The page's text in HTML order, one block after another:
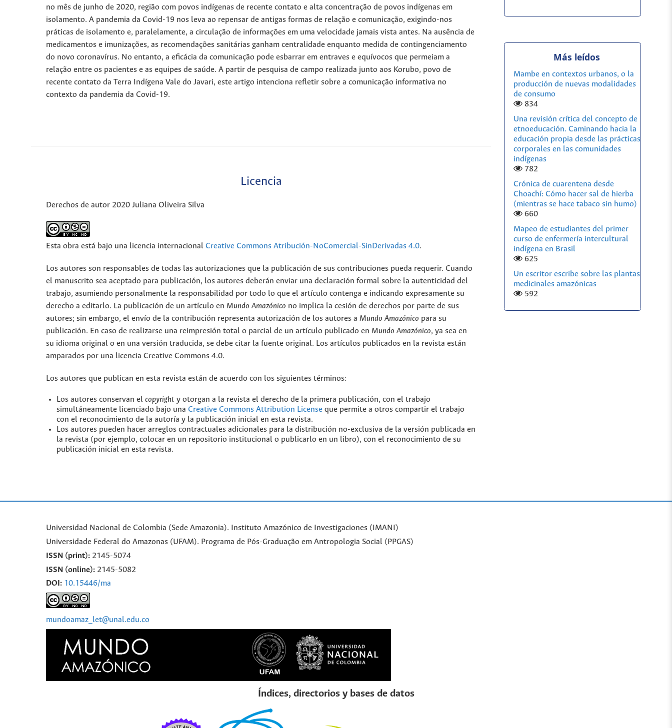
no mês de junho de 2020, região com povos indígenas de recente contato e alta concentração de povos indígenas em
isolamento. A pandemia da Covid-19 nos leva ao repensar de antigas formas de relação e comunicação, exigindo-nos
práticas de isolamento e, paralelamente, a circulação de informações em uma velocidade jamais vista antes. Na ausência de
medicamentos e imunizações, as recomendações sanitárias ganham centralidade enquanto medida de contingenciamento
do novo coronavírus. No entanto, a eficácia da comunicação pode esbarrar em entraves e equívocos que permeiam a
relação entre os pacientes e as equipes de saúde. A partir de pesquisa de campo realizada junto aos Korubo, povo de
recente contato da Terra Indígena Vale do Javari, este artigo intenciona refletir sobre a comunicação informativa no
contexto da pandemia da Covid-19.
Licencia
Derechos de autor 2020 Juliana Oliveira Silva
Esta obra está bajo una licencia internacional Creative Commons Atribución-NoComercial-SinDerivadas 4.0.
Los autores son responsables de todas las autorizaciones que la publicación de sus contribuciones pueda requerir. Cuando
el manuscrito sea aceptado para publicación, los autores deberán enviar una declaración formal sobre la autenticidad del
trabajo, asumiendo personalmente la responsabilidad por todo lo que el artículo contenga e indicando expresamente su
derecho a editarlo. La publicación de un artículo en Mundo Amazónico no implica la cesión de derechos por parte de sus
autores; sin embargo, el envío de la contribución representa autorización de los autores a Mundo Amazónico para su
publicación. En caso de realizarse una reimpresión total o parcial de un artículo publicado en Mundo Amazónico, ya sea en
su idioma original o en una versión traducida, se debe citar la fuente original. Los artículos publicados en la revista están
amparados por una licencia Creative Commons 4.0.
Los autores que publican en esta revista están de acuerdo con los siguientes términos:
Los autores conservan el copyright y otorgan a la revista el derecho de la primera publicación, con el trabajo
simultáneamente licenciado bajo una Creative Commons Attribution License que permite a otros compartir el trabajo
con el reconocimiento de la autoría y la publicación inicial en esta revista.
Los autores pueden hacer arreglos contractuales adicionales para la distribución no-exclusiva de la versión publicada en
la revista (por ejemplo, colocar en un repositorio institucional o publicarlo en un libro), con el reconocimiento de su
publicación inicial en esta revista.
Más leídos
Mambe en contextos urbanos, o la
producción de nuevas modalidades
de consumo
834
Una revisión crítica del concepto de
etnoeducación. Caminando hacia la
educación propia desde las prácticas
corporales en las comunidades
indígenas
782
Crónica de cuarentena desde
Choachí: Cómo hacer sal de hierba
(mientras se hace tabaco sin humo)
660
Mapeo de estudiantes del primer
curso de enfermería intercultural
indígena en Brasil
625
Un escritor escribe sobre las plantas
medicinales amazónicas
592
Universidad Nacional de Colombia (Sede Amazonia). Instituto Amazónico de Investigaciones (IMANI)
Universidade Federal do Amazonas (UFAM). Programa de Pós-Graduação em Antropologia Social (PPGAS)
ISSN (print): 2145-5074
ISSN (online): 2145-5082
DOI: 10.15446/ma
mundoamaz_let@unal.edu.co
Índices, directorios y bases de datos